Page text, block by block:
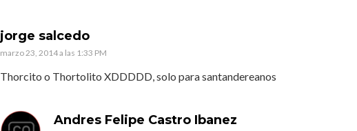
jorge salcedo
marzo 23, 2014 a las 1:33 PM
Thorcito o Thortolito XDDDDD, solo para santandereanos
Andres Felipe Castro Ibanez